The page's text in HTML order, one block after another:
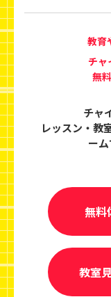
教育
チャ
無
チャ
レッスン・教
ー
無料
教室